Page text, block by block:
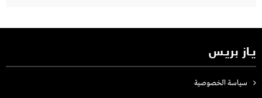
يـاز بريـس
سياسة الخصوصية